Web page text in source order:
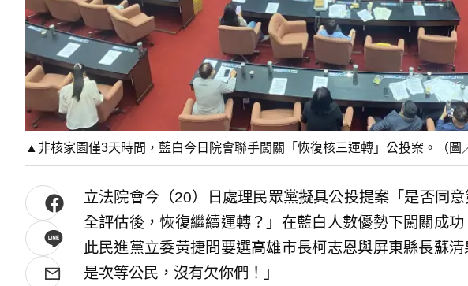
▲非核家園僅3天時間，藍白今日院會聯手闖關「恢復核三運轉」公投案。（圖
立法院會今（20）日處理民眾黨擬具公投提案「是否同
全評估後，恢復繼續運轉？」在藍白人數優勢下闖關成
此民進黨立委黃捷問要選高雄市長柯志恩與屏東縣長蘇
是次等公民，沒有欠你們！」